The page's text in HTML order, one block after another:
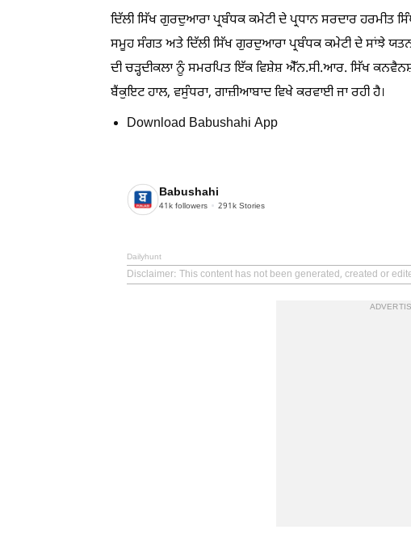
ਦਿੱਲੀ ਸਿੱਖ ਗੁਰਦੁਆਰਾ ਪ੍ਰਬੰਧਕ ਕਮੇਟੀ ਦੇ ਪ੍ਰਧਾਨ ਸਰਦਾਰ ਹਰਮੀਤ
ਸਮੂਹ ਸੰਗਤ ਅਤੇ ਦਿੱਲੀ ਸਿੱਖ ਗੁਰਦੁਆਰਾ ਪ੍ਰਬੰਧਕ ਕਮੇਟੀ ਦੇ ਸਾਂਝੇ
ਦੀ ਚੜ੍ਹਦੀਕਲਾ ਨੂੰ ਸਮਰਪਿਤ ਇੱਕ ਵਿਸ਼ੇਸ਼ ਐੱਨ.ਸੀ.ਆਰ. ਸਿੱਖ
ਬੈਂਕੁਇਟ ਹਾਲ, ਵਸੁੰਧਰਾ, ਗਾਜ਼ੀਆਬਾਦ ਵਿਖੇ ਕਰਵਾਈ ਜਾ ਰਹੀ ਹੈ।
Download Babushahi App
Babushahi
41k followers 291k Stories
Dailyhunt
Disclaimer: This content has not been generated, created or